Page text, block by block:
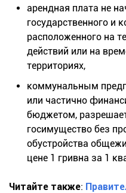
арендная плата не
государственного и
расположенного на
действий или на
территориях,
коммунальным
или частично
бюджетом,
госимущество без
обустройства
цене 1 гривна за 1
Читайте также: